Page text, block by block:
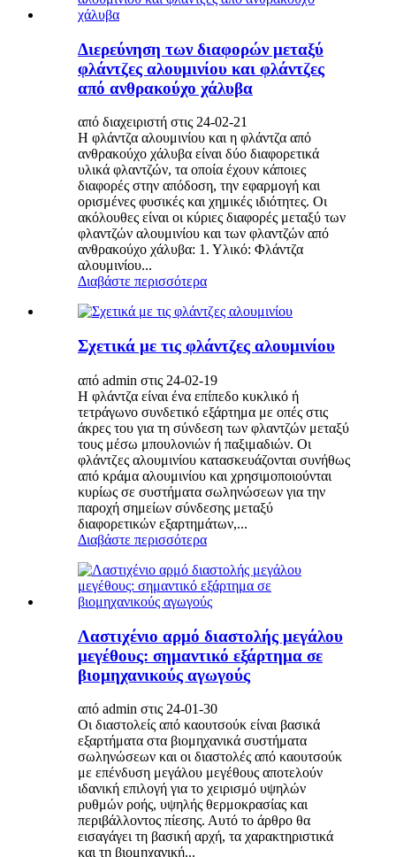
Διερεύνηση των διαφορών μεταξύ
φλάντζες αλουμινίου και φλάντζες
από ανθρακούχο χάλυβα
από διαχειριστή στις 24-02-21
Η φλάντζα αλουμινίου και η φλάντζα από
ανθρακούχο χάλυβα είναι δύο διαφορετικά
υλικά φλαντζών, τα οποία έχουν κάποιες
διαφορές στην απόδοση, την εφαρμογή και
ορισμένες φυσικές και χημικές ιδιότητες. Οι
ακόλουθες είναι οι κύριες διαφορές μεταξύ των
φλαντζών αλουμινίου και των φλαντζών από
ανθρακούχο χάλυβα: 1. Υλικό: Φλάντζα
αλουμινίου...
Διαβάστε περισσότερα
Σχετικά με τις φλάντζες αλουμινίου
από admin στις 24-02-19
Η φλάντζα είναι ένα επίπεδο κυκλικό ή
τετράγωνο συνδετικό εξάρτημα με οπές στις
άκρες του για τη σύνδεση των φλαντζών μεταξύ
τους μέσω μπουλονιών ή παξιμαδιών. Οι
φλάντζες αλουμινίου κατασκευάζονται συνήθως
από κράμα αλουμινίου και χρησιμοποιούνται
κυρίως σε συστήματα σωληνώσεων για την
παροχή σημείων σύνδεσης μεταξύ
διαφορετικών εξαρτημάτων,...
Διαβάστε περισσότερα
Λαστιχένιο αρμό διαστολής μεγάλου
μεγέθους: σημαντικό εξάρτημα σε
βιομηχανικούς αγωγούς
από admin στις 24-01-30
Οι διαστολείς από καουτσούκ είναι βασικά
εξαρτήματα στα βιομηχανικά συστήματα
σωληνώσεων και οι διαστολές από καουτσούκ
με επένδυση μεγάλου μεγέθους αποτελούν
ιδανική επιλογή για το χειρισμό υψηλών
ρυθμών ροής, υψηλής θερμοκρασίας και
περιβάλλοντος πίεσης. Αυτό το άρθρο θα
εισαγάγει τη βασική αρχή, τα χαρακτηριστικά
και τη βιομηχανική...